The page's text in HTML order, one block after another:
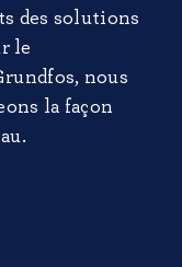
des solutions
le
nous
la façon